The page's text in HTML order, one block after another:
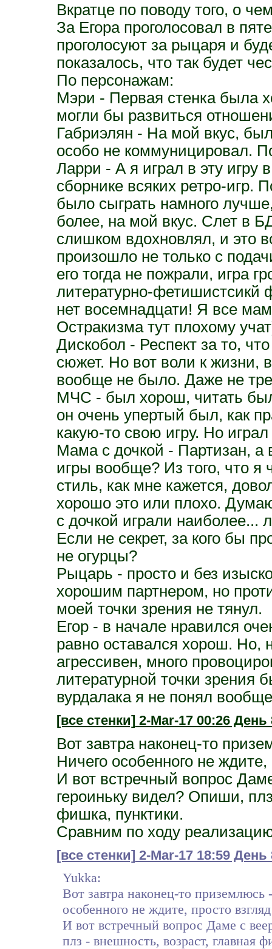
Вкратце по поводу того, о
За Егора проголосовал в
проголосуют за рыцаря и
показалось, что так будет
По персонажам:
Мэри - Первая стенка была
могли бы развиться
Габриэлян - На мой вкус,
особо не коммуницировал.
Ларри - А я играл в эту игру
сборнике всяких ретро-игр.
было сыграть намного
более, на мой вкус. Слет в
слишком вдохновлял, и это
произошло не только с
его тогда не пожрали, игра
литературно-
нет восемнадцати! Я все
Остракизма тут плохому
Дискобол - Респект за то,
сюжет. Но вот воли к жизни,
вообще не было. Даже не
МЧС - был хорош, читать
он очень упертый был, как
какую-то свою игру. Но
Мама с дочкой - Партизан, а
игры вообще? Из того, что я
стиль, как мне кажется,
хорошо это или плохо.
с дочкой играли наиболее...
Если не секрет, за кого бы
не огурцы?
Рыцарь - просто и без
хорошим партнером, но
моей точки зрения не тянул.
Егор - в начале нравился
равно оставался хорош. Но,
агрессивен, много
литературной точки зрения
вурдалака я не понял
[все стенки]2-Mar-17 00:26 День
Вот завтра наконец-то
Ничего особенного не ждите,
И вот встречный вопрос
героиньку видел? Опиши,
фишка, пунктики.
Сравним по ходу
[все стенки] 2-Mar-17 18:59
Yukka:
Вот завтра наконец-то
особенного не ждите, просто
И вот встречный вопрос Даме с
плз - внешность, возраст, главная